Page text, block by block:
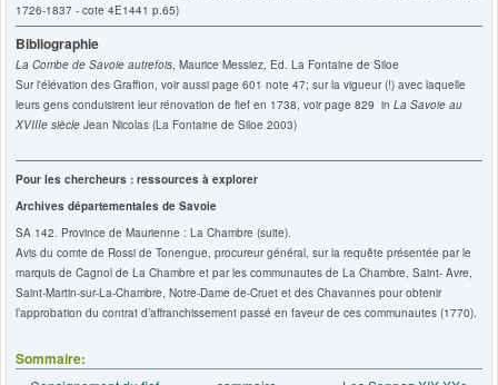
1726-1837 - cote 4E1441 p.65)
Bibliographie
La Combe de Savoie autrefois, Maurice Messiez, Ed. La Fontaine de Siloe
Sur l'élévation des Graffion, voir aussi page 601 note 47; sur la vigueur (!) avec laquelle
leurs gens conduisirent leur rénovation de fief en 1738, voir page 829 in La Savoie au
XVIIIe siècle Jean Nicolas (La Fontaine de Siloe 2003)
Pour les chercheurs : ressources à explorer
Archives départementales de Savoie
SA 142. Province de Maurienne : La Chambre (suite).
Avis du comte de Rossi de Tonengue, procureur général, sur la requête présentée par le
marquis de Cagnol de La Chambre et par les communautes de La Chambre, Saint- Avre,
Saint-Martin-sur-La-Chambre, Notre-Dame de-Cruet et des Chavannes pour obtenir
l’approbation du contrat d’affranchissement passé en faveur de ces communautes (1770).
Sommaire: